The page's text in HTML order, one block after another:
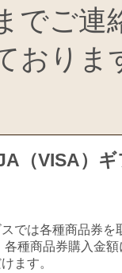
でご
おり
（VISA）
では各種商品券
各種商品券購入金
ます。